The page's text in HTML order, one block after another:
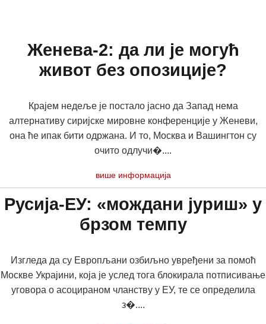
Женева-2: да ли је могућ
живот без опозиције?
Крајем недеље је постало јасно да Запад нема
алтернативу сиријске мировне конференције у Женеви,
она ће ипак бити одржана. И то, Москва и Вашингтон су
очито одлучи�....
више информација
Русија-ЕУ: «мождани јуриш» у
брзом темпу
Изгледа да су Европљани озбиљно увређени за помоћ
Москве Украјини, која је услед тога блокирала потписивање
уговора о асоцираном чланству у ЕУ, те се определила
з�....